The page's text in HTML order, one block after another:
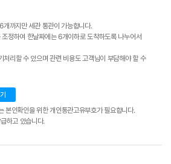
까지만 세관 통관이 가능합니다.
정하여 한날짜에는 6개이하로 도착하도록 나누어서
처리할 수 있으며 관련 비용도 고객님이 부담해야 할 수
본인확인을 위한 개인통관고유부호가 필요합니다.
하고 있습니다.